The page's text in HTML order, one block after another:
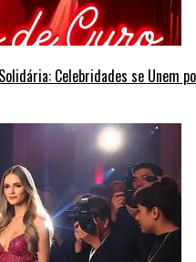
Celebridades se Unem